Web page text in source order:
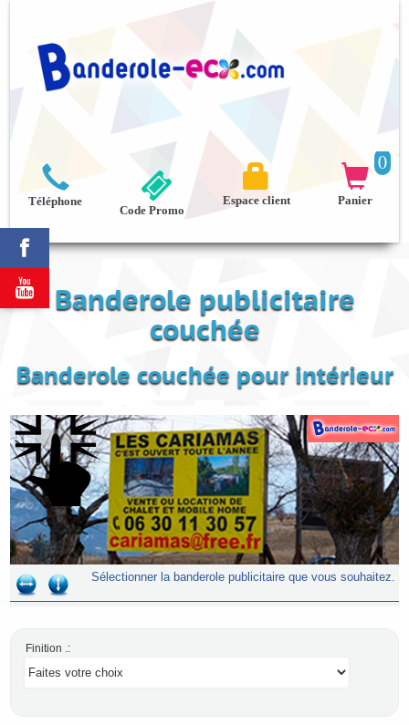



Téléphone
0

Panier

Espace client
Code Promo
Banderole publicitaire
couchée
Banderole couchée pour intérieur
Sélectionner la banderole publicitaire que vous souhaitez.
Finition .: